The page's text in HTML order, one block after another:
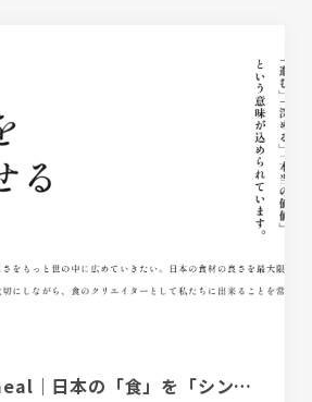
合同会社Our meal｜日本の「食」を「シンカ」させる